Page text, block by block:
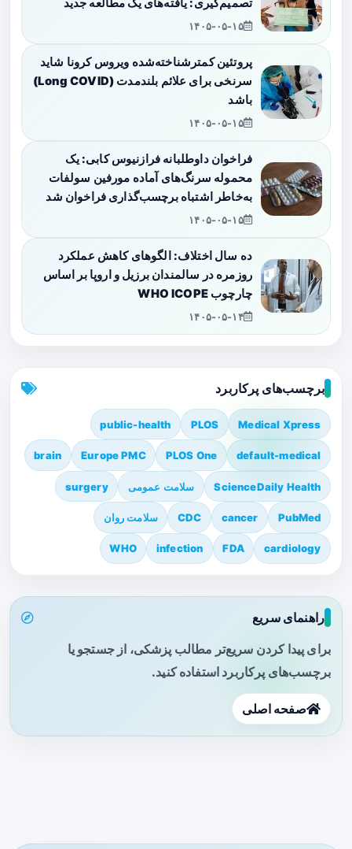
تصمیم‌گیری: یافته‌های یک مطالعه جدید
۱۴۰۵-۰۵-۱۵
پروتئین کمترشناخته‌شده ویروس کرونا شاید
سرنخی برای علائم بلندمدت (Long COVID)
باشد
۱۴۰۵-۰۵-۱۵
فراخوان داوطلبانه فرازنیوس کابی: یک
محموله سرنگ‌های آماده مورفین سولفات
به‌خاطر اشتباه برچسب‌گذاری فراخوان شد
۱۴۰۵-۰۵-۱۵
ده سال اختلاف: الگوهای کاهش عملکرد
روزمره در سالمندان برزیل و اروپا بر اساس
چارچوب WHO ICOPE
۱۴۰۵-۰۵-۱۴
برچسب‌های پرکاربرد
Medical Xpress
PLOS
public-health
default-medical
PLOS One
Europe PMC
brain
ScienceDaily Health سلامت عمومی surgery
PubMed
cancer
CDC سلامت روان
cardiology
FDA
infection
WHO
راهنمای سریع
برای پیدا کردن سریع‌تر مطالب پزشکی، از جستجو یا
برچسب‌های پرکاربرد استفاده کنید.
صفحه اصلی